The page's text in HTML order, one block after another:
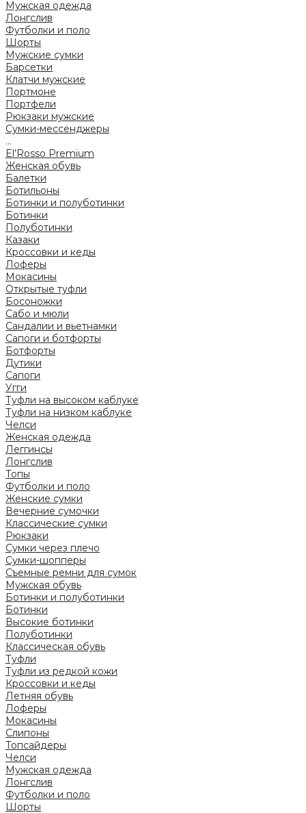
Мужская одежда
Лонгслив
Футболки и поло
Шорты
Мужские сумки
Барсетки
Клатчи мужские
Портмоне
Портфели
Рюкзаки мужские
Сумки-мессенджеры
...
El’Rosso Premium
Женская обувь
Балетки
Ботильоны
Ботинки и полуботинки
Ботинки
Полуботинки
Казаки
Кроссовки и кеды
Лоферы
Мокасины
Открытые туфли
Босоножки
Сабо и мюли
Сандалии и вьетнамки
Сапоги и ботфорты
Ботфорты
Дутики
Сапоги
Угги
Туфли на высоком каблуке
Туфли на низком каблуке
Челси
Женская одежда
Леггинсы
Лонгслив
Топы
Футболки и поло
Женские сумки
Вечерние сумочки
Классические сумки
Рюкзаки
Сумки через плечо
Сумки-шопперы
Съемные ремни для сумок
Мужская обувь
Ботинки и полуботинки
Ботинки
Высокие ботинки
Полуботинки
Классическая обувь
Туфли
Туфли из редкой кожи
Кроссовки и кеды
Летняя обувь
Лоферы
Мокасины
Слипоны
Топсайдеры
Челси
Мужская одежда
Лонгслив
Футболки и поло
Шорты